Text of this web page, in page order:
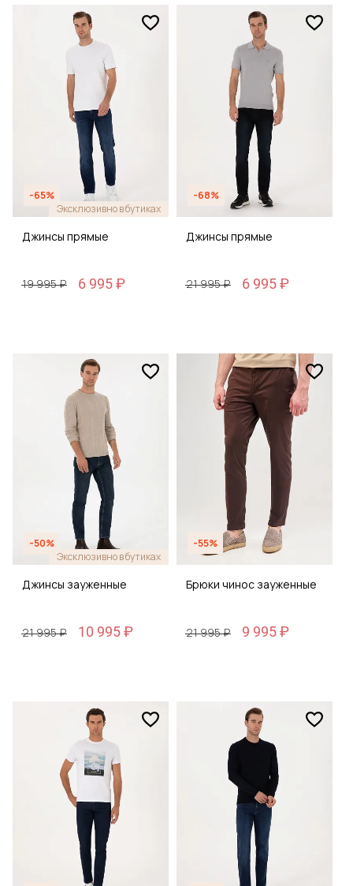
-65%
Эксклюзивно в бутиках
Джинсы прямые
19 995 ₽ 6 995 ₽
-68%
Джинсы прямые
21 995 ₽ 6 995 ₽
-50%
Эксклюзивно в бутиках
Джинсы зауженные
21 995 ₽ 10 995 ₽
-55%
Брюки чинос зауженные
21 995 ₽ 9 995 ₽